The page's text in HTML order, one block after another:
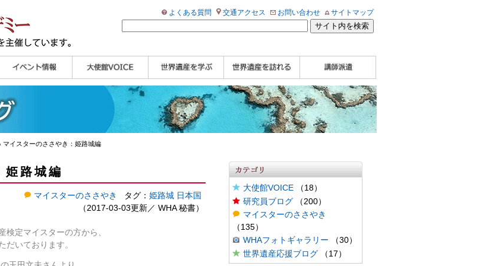
よくある質問 交通アクセス お問い合わせ サイトマップ
演会
使館セミナー
示会
座・セミナー
アー情報
ベントレポート 研究員ブログ
マイスターのささや
WHAフォトギャラリ
世界遺産応援ブログ
世界遺産検定公式
学習アシスト動画
世界遺産ナビ
【pamon】
WHA認定講師について
WHA認定講師 紹介
動画
WHA認定講師 紹介
記事（会報誌）
自治体・民間団体関
係者の方へ
企業関係者の方へ
学校・教育関係者の
方へ
イスターのささやき：姫路城編
路城編
マイスターのささやき タグ： 姫路城 日本国
（2017-03-03更新／ WHA 秘書）
検定マイスターの方から、
だいております。
大使館VOICE（18）
研究員ブログ（200）
マイスターのささやき
（135）
WHAフォトギャラリー （30）
世界遺産応援ブログ（17）